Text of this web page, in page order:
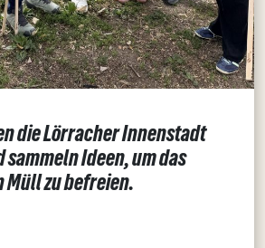
die Lörracher Innenstadt
sammeln Ideen, um das
Müll zu befreien.